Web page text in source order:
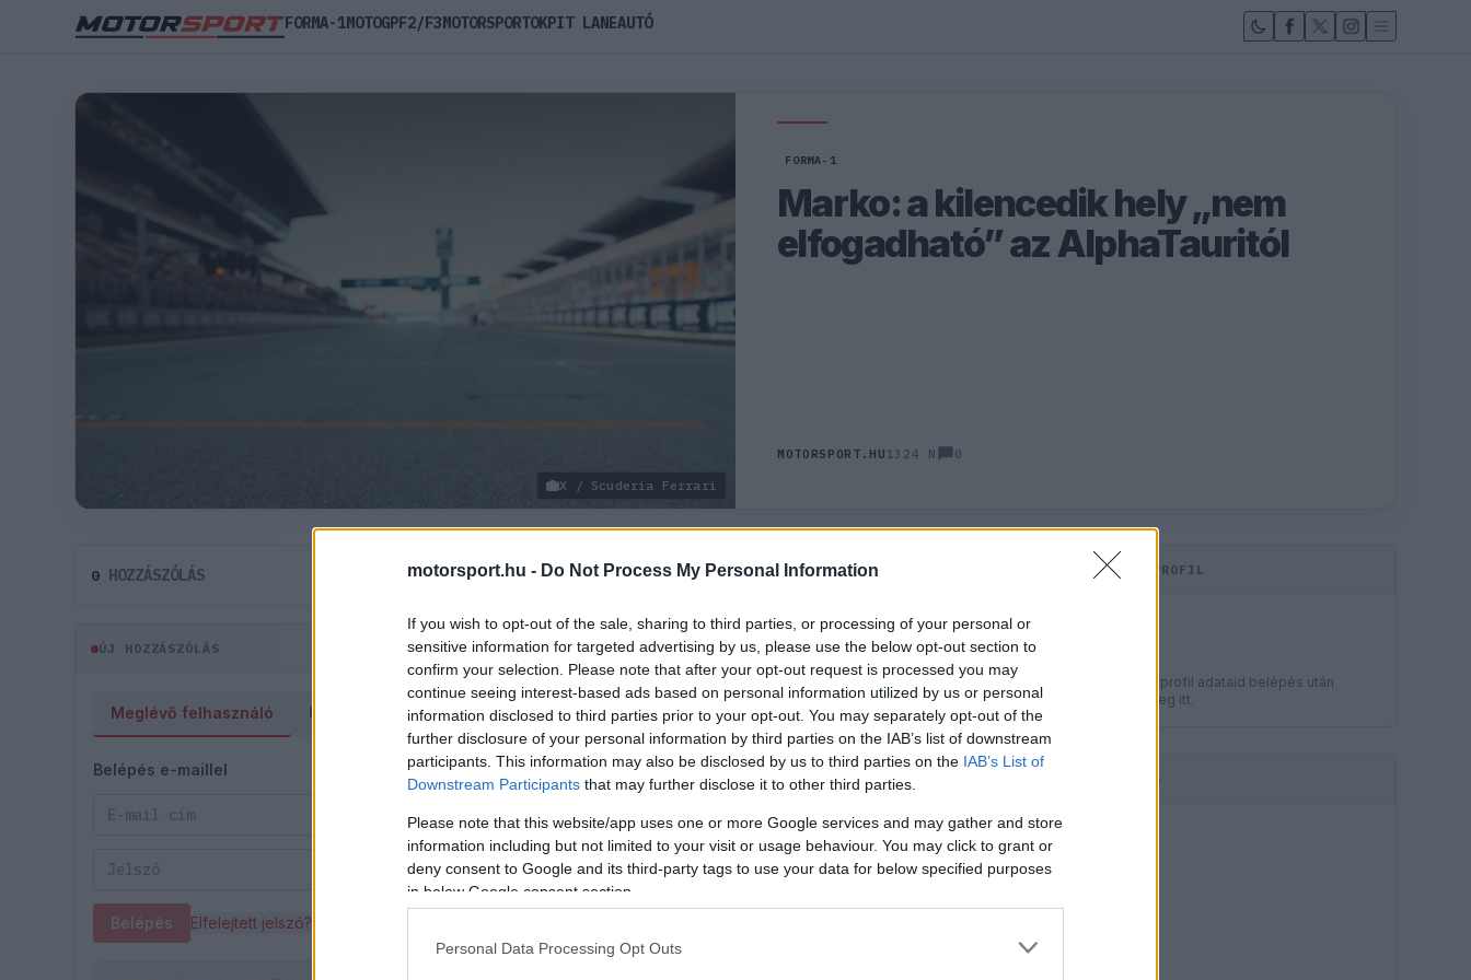
motorsport.hu - Do Not Process My Personal Information
If you wish to opt-out of the sale, sharing to third parties, or processing of your personal or
sensitive information for targeted advertising by us, please use the below opt-out section to
confirm your selection. Please note that after your opt-out request is processed you may
continue seeing interest-based ads based on personal information utilized by us or personal
information disclosed to third parties prior to your opt-out. You may separately opt-out of the
further disclosure of your personal information by third parties on the IAB’s list of downstream
participants. This information may also be disclosed by us to third parties on the IAB’s List of
Downstream Participants that may further disclose it to other third parties.
Please note that this website/app uses one or more Google services and may gather and store
information including but not limited to your visit or usage behaviour. You may click to grant or
deny consent to Google and its third-party tags to use your data for below specified purposes
in below Google consent section.
Personal Data Processing Opt Outs
X / Scuderia Ferrari
FORMA-1
Marko: a kilencedik hely „nem
elfogadható” az AlphaTauritól
MOTORSPORT.HU 1324 N 0
0 HOZZÁSZÓLÁS Rendezés:
ÚJ HOZZÁSZÓLÁS
Meglévő felhasználó Új felhasználó
Belépés e-maillel
Belépés Elfelejtett jelszó?
KOMMENTPROFIL
A kommentprofil adataid belépés után
jelennek meg itt.
HIRDETÉS
FORMA-1MOTOGPF2/F3MOTORSPORTOKPIT LANEAUTÓ